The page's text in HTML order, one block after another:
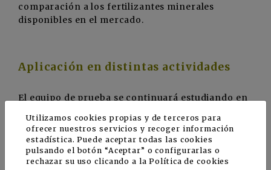
comparación a los fertilizantes minerales
disponibles en el mercado.
Aplicación en distintas actividades
El equipo de prueba se continuará estudiando en
idea de estar funcionando en el mercado el año
próximo. Además, los técnicos adelantan que será
posible la utilización del mismo en conjunto a
distintas actividades tales como aguas residuales
Utilizamos cookies propias y de terceros para
ofrecer nuestros servicios y recoger información
estadística. Puede aceptar todas las cookies
pulsando el botón “Aceptar” o configurarlas o
rechazar su uso clicando a laPolítica de cookies